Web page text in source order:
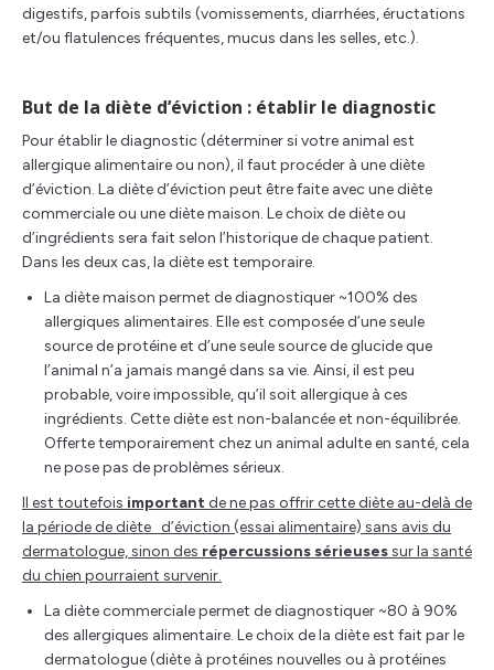
digestifs, parfois subtils (vomissements, diarrhées, éructations
et/ou flatulences fréquentes, mucus dans les selles, etc.).
But de la diète d’éviction : établir le diagnostic
Pour établir le diagnostic (déterminer si votre animal est
allergique alimentaire ou non), il faut procéder à une diète
d’éviction. La diète d’éviction peut être faite avec une diète
commerciale ou une diète maison. Le choix de diète ou
d’ingrédients sera fait selon l’historique de chaque patient.
Dans les deux cas, la diète est temporaire.
La diète maison permet de diagnostiquer ~100% des
allergiques alimentaires. Elle est composée d’une seule
source de protéine et d’une seule source de glucide que
l’animal n’a jamais mangé dans sa vie. Ainsi, il est peu
probable, voire impossible, qu’il soit allergique à ces
ingrédients. Cette diète est non-balancée et non-équilibrée.
Offerte temporairement chez un animal adulte en santé, cela
ne pose pas de problèmes sérieux.
Il est toutefois importantde ne pas offrir cette diète au-delà de
la période de diète d’éviction (essai alimentaire) sans avis du
dermatologue, sinon des répercussions sérieusessur la santé
du chien pourraient survenir.
La diète commerciale permet de diagnostiquer ~80 à 90%
des allergiques alimentaire. Le choix de la diète est fait par le
dermatologue (diète à protéines nouvelles ou à protéines